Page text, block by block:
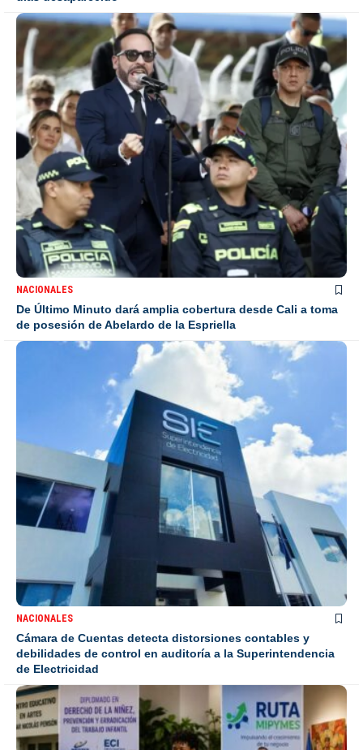
NACIONALES
De Último Minuto dará amplia cobertura desde Cali a toma
de posesión de Abelardo de la Espriella
NACIONALES
Cámara de Cuentas detecta distorsiones contables y
debilidades de control en auditoría a la Superintendencia
de Electricidad